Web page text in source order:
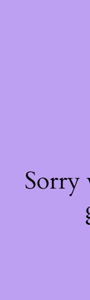
Sorry